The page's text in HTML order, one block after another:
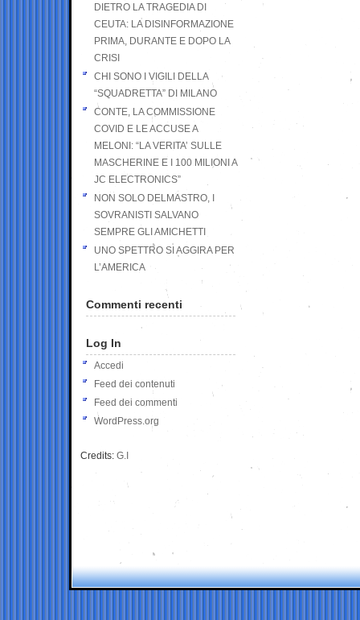
DIETRO LA TRAGEDIA DI
CEUTA: LA DISINFORMAZIONE
PRIMA, DURANTE E DOPO LA
CRISI
CHI SONO I VIGILI DELLA
“SQUADRETTA” DI MILANO
CONTE, LA COMMISSIONE
COVID E LE ACCUSE A
MELONI: “LA VERITA’ SULLE
MASCHERINE E I 100 MILIONI A
JC ELECTRONICS”
NON SOLO DELMASTRO, I
SOVRANISTI SALVANO
SEMPRE GLI AMICHETTI
UNO SPETTRO SI AGGIRA PER
L’AMERICA
Commenti recenti
Log In
Accedi
Feed dei contenuti
Feed dei commenti
WordPress.org
Credits: G.I